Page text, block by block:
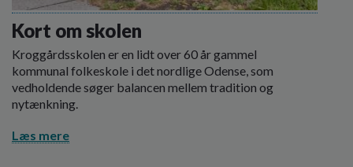
Kort om skolen
Kroggårdsskolen er en lidt over 60 år gammel
kommunal folkeskole i det nordlige Odense, som
vedholdende søger balancen mellem tradition og
nytænkning.
Læs mere